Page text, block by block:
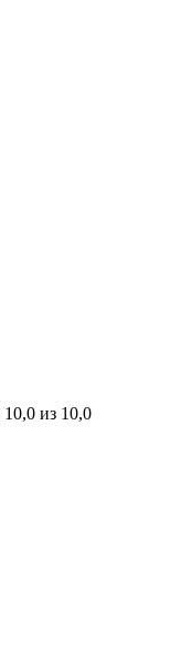
10,0 из 10,0